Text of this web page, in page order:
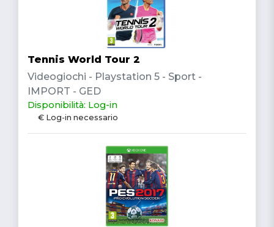
Tennis World Tour 2
Videogiochi - Playstation 5 - Sport -
IMPORT - GED
Disponibilità: Log-in
€ Log-in necessario